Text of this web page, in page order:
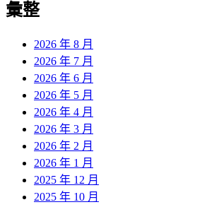
彙整
2026 年 8 月
2026 年 7 月
2026 年 6 月
2026 年 5 月
2026 年 4 月
2026 年 3 月
2026 年 2 月
2026 年 1 月
2025 年 12 月
2025 年 10 月